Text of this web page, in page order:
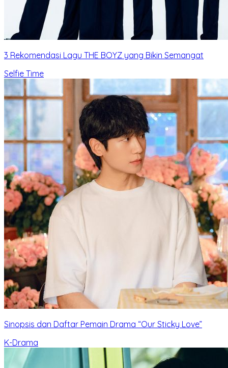
3 Rekomendasi Lagu THE BOYZ yang Bikin Semangat
Selfie Time
Sinopsis dan Daftar Pemain Drama “Our Sticky Love”
K-Drama